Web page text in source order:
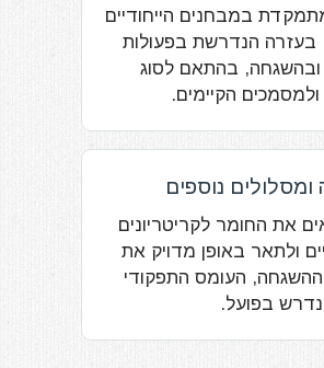
במבחנים הייחודיים
בעזרה הנדרשת בפעולות
ובהשגחה, בהתאם לסוג
הקיימים.
ומסלולים נוספים
את החומר לקריטריונים
ולתאר באופן מדויק את
ההשגחה, העומס התפקודי
בפועל.